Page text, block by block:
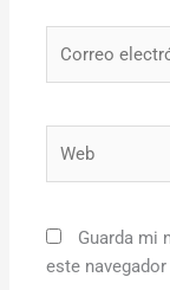
Guarda mi
este